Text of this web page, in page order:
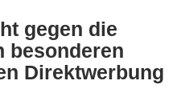
gegen die
besonderen
Direktwerbung